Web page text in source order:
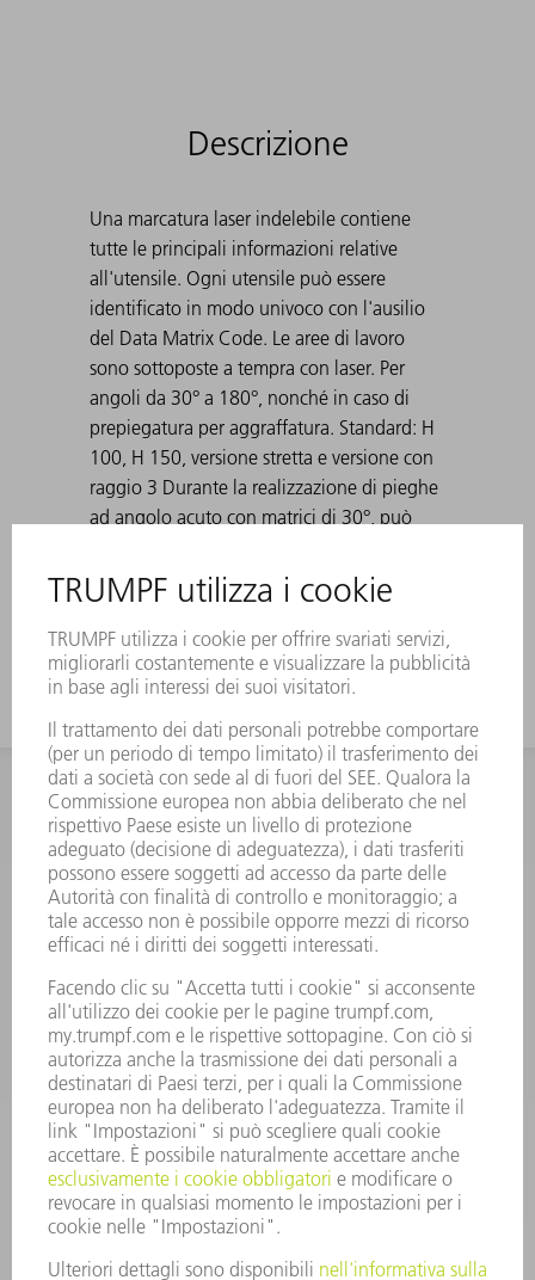
Descrizione
Una marcatura laser indelebile contiene
tutte le principali informazioni relative
all'utensile. Ogni utensile può essere
identificato in modo univoco con l'ausilio
del Data Matrix Code. Le aree di lavoro
sono sottoposte a tempra con laser. Per
angoli da 30° a 180°, nonché in caso di
prepiegatura per aggraffatura. Standard: H
100, H 150, versione stretta e versione con
raggio 3 Durante la realizzazione di pieghe
ad angolo acuto con matrici di 30°, può
incastrata nella matrice. Gli ausili di
espulsione TRUMPF risolvono questo
problema.
INFORMAZIONE
Domande frequenti
Condizioni generali di contratto
CONTATTO
RICAMBI TRUMPF ITALIA
lunedì a venerdì: 08:30 – 18:00
ricambi@trumpf.com
CONTATTO
UTENSILI TRUMPF ITALIA
+39 02 48489482
lunedì a venerdì: 08:00 – 18:00
utensili@trumpf.com